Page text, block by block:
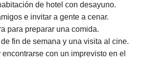
de hotel con desayuno.
e invitar a gente a cenar.
para preparar una comida.
fin de semana y una visita al cine.
encontrarse con un imprevisto en el